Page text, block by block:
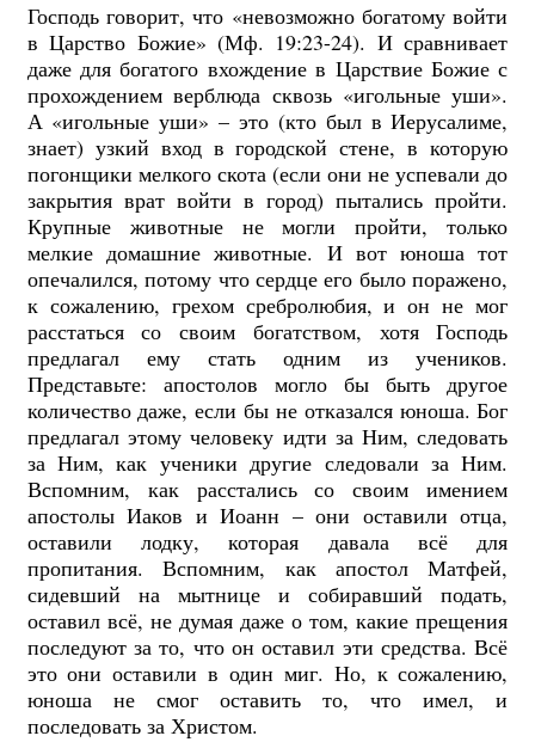
Господь говорит, что «невозможно богатому войти
в Царство Божие» (Мф. 19:23-24). И сравнивает
даже для богатого вхождение в Царствие Божие с
прохождением верблюда сквозь «игольные уши».
А «игольные уши» – это (кто был в Иерусалиме,
знает) узкий вход в городской стене, в которую
погонщики мелкого скота (если они не успевали до
закрытия врат войти в город) пытались пройти.
Крупные животные не могли пройти, только
мелкие домашние животные. И вот юноша тот
опечалился, потому что сердце его было поражено,
к сожалению, грехом сребролюбия, и он не мог
расстаться со своим богатством, хотя Господь
предлагал ему стать одним из учеников.
Представьте: апостолов могло бы быть другое
количество даже, если бы не отказался юноша. Бог
предлагал этому человеку идти за Ним, следовать
за Ним, как ученики другие следовали за Ним.
Вспомним, как расстались со своим имением
апостолы Иаков и Иоанн – они оставили отца,
оставили лодку, которая давала всё для
пропитания. Вспомним, как апостол Матфей,
сидевший на мытнице и собиравший подать,
оставил всё, не думая даже о том, какие прещения
последуют за то, что он оставил эти средства. Всё
это они оставили в один миг. Но, к сожалению,
юноша не смог оставить то, что имел, и
последовать за Христом.